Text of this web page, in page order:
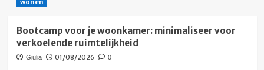
wonen
Bootcamp voor je woonkamer: minimaliseer voor
verkoelende ruimtelijkheid
Giulia 01/08/2026 0